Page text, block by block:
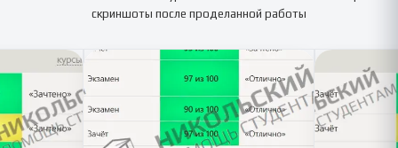
скриншоты после проделанной работы